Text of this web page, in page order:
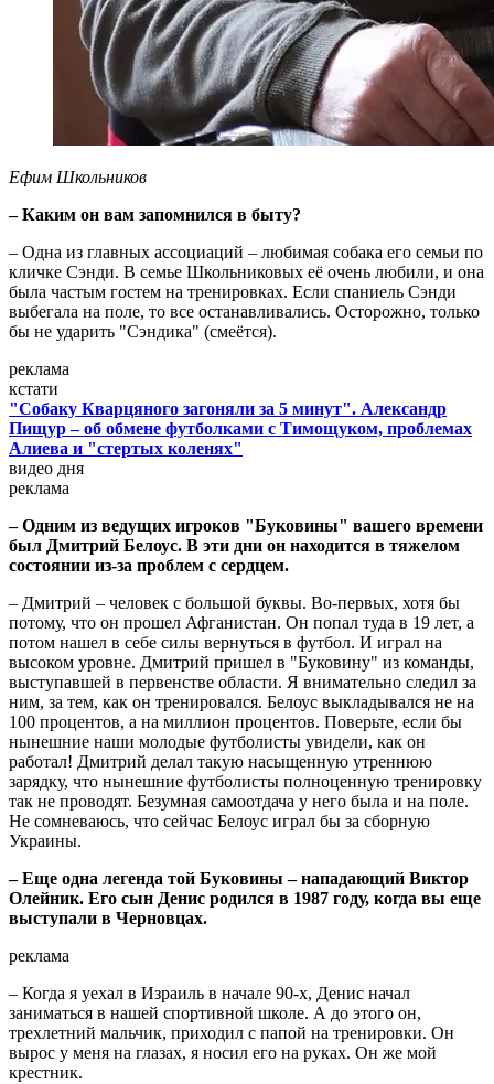
Ефим Школьников
– Каким он вам запомнился в быту?
– Одна из главных ассоциаций – любимая собака его семьи по
кличке Сэнди. В семье Школьниковых её очень любили, и она
была частым гостем на тренировках. Если спаниель Сэнди
выбегала на поле, то все останавливались. Осторожно, только
бы не ударить "Сэндика" (смеётся).
реклама
кстати
"Собаку Кварцяного загоняли за 5 минут". Александр
Пищур – об обмене футболками с Тимощуком, проблемах
Алиева и "стертых коленях"
видео дня
реклама
– Одним из ведущих игроков "Буковины" вашего времени
был Дмитрий Белоус. В эти дни он находится в тяжелом
состоянии из-за проблем с сердцем.
– Дмитрий – человек с большой буквы. Во-первых, хотя бы
потому, что он прошел Афганистан. Он попал туда в 19 лет, а
потом нашел в себе силы вернуться в футбол. И играл на
высоком уровне. Дмитрий пришел в "Буковину" из команды,
выступавшей в первенстве области. Я внимательно следил за
ним, за тем, как он тренировался. Белоус выкладывался не на
100 процентов, а на миллион процентов. Поверьте, если бы
нынешние наши молодые футболисты увидели, как он
работал! Дмитрий делал такую насыщенную утреннюю
зарядку, что нынешние футболисты полноценную тренировку
так не проводят. Безумная самоотдача у него была и на поле.
Не сомневаюсь, что сейчас Белоус играл бы за сборную
Украины.
– Еще одна легенда той Буковины – нападающий Виктор
Олейник. Его сын Денис родился в 1987 году, когда вы еще
выступали в Черновцах.
реклама
– Когда я уехал в Израиль в начале 90-х, Денис начал
заниматься в нашей спортивной школе. А до этого он,
трехлетний мальчик, приходил с папой на тренировки. Он
вырос у меня на глазах, я носил его на руках. Он же мой
крестник.